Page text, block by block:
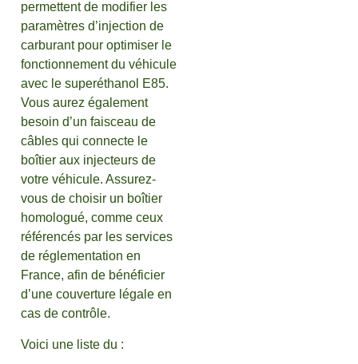
permettent de modifier les
paramètres d’injection de
carburant pour optimiser le
fonctionnement du véhicule
avec le superéthanol E85.
Vous aurez également
besoin d’un faisceau de
câbles qui connecte le
boîtier aux injecteurs de
votre véhicule. Assurez-
vous de choisir un boîtier
homologué, comme ceux
référencés par les services
de réglementation en
France, afin de bénéficier
d’une couverture légale en
cas de contrôle.
Voici une liste du :